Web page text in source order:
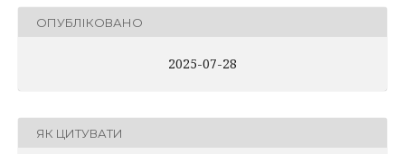
ОПУБЛІКОВАНО
2025-07-28
ЯК ЦИТУВАТИ